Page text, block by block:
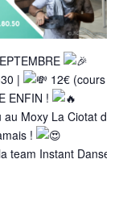
|
12€ (cours +
ENFIN !
au Moxy La Ciotat
!
team Instant Danse